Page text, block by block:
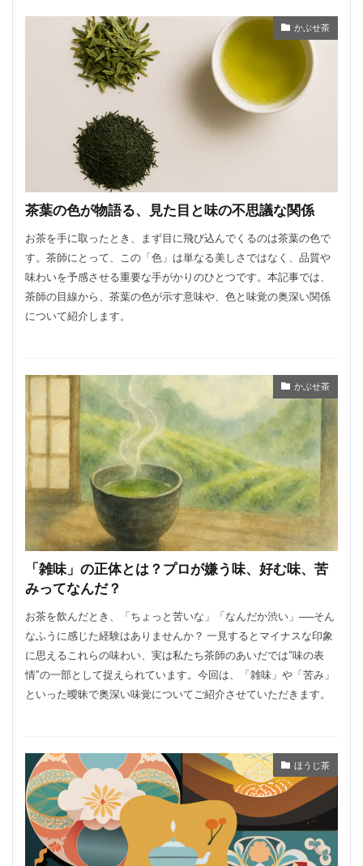
かぶせ茶
茶葉の色が物語る、見た目と味の不思議な関係
お茶を手に取ったとき、まず目に飛び込んでくるのは茶葉の色で
す。茶師にとって、この「色」は単なる美しさではなく、品質や
味わいを予感させる重要な手がかりのひとつです。本記事では、
茶師の目線から、茶葉の色が示す意味や、色と味覚の奥深い関係
について紹介します。
かぶせ茶
「雑味」の正体とは？プロが嫌う味、好む味、苦
みってなんだ？
お茶を飲んだとき、「ちょっと苦いな」「なんだか渋い」──そん
なふうに感じた経験はありませんか？ 一見するとマイナスな印象
に思えるこれらの味わい、実は私たち茶師のあいだでは“味の表
情”の一部として捉えられています。今回は、「雑味」や「苦み」
といった曖昧で奥深い味覚についてご紹介させていただきます。
ほうじ茶